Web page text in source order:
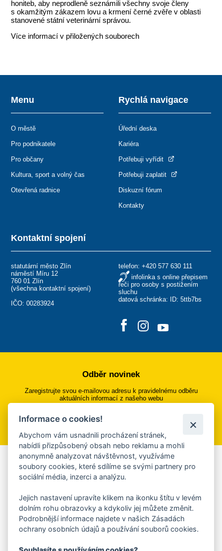
honiteb, aby neprodleně seznámili všechny svoje členy
s okamžitým zákazem lovu a krmení černé zvěře v oblasti
stanovené státní veterinární správou.
Více informací v přiložených souborech
Kontaktní spojení
statutární město Zlín
náměstí Míru 12
760 01 Zlín
(všechna kontaktní spojení)
IČO: 00283924
telefon: +420 577 630 111
infolinka s online přepisem
řeči pro osoby s postižením
sluchu
datová schránka: ID: 5ttb7bs
Menu
O městě
Pro podnikatele
Pro občany
Kultura, sport a volný čas
Otevřená radnice
Rychlá navigace
Úřední deska
Kariéra
Potřebuji vyřídit
Potřebuji zaplatit
Diskuzní fórum
Kontakty
Odběr novinek
Zaregistrujte svou e-mailovou adresu k pravidelnému odběru
aktuálních informací z našeho webu
Přihlásit se k odběru
Aplikace Mobilní rozhlas
Chcete dostávat do svého mobilu či mailu upozornění na
ankety, pozvánky na kulturní a sportovní akce?
Více informací o aplikaci
Informace o cookies!
Abychom vám usnadnili procházení stránek,
nabídli přizpůsobený obsah nebo reklamu a mohli
anonymně analyzovat návštěvnost, využíváme
soubory cookies, které sdílíme se svými partnery pro
sociální média, inzerci a analýzu.
Jejich nastavení upravíte klikem na ikonku štítu v levém
dolním rohu obrazovky a kdykoliv jej můžete změnit.
Podrobnější informace najdete v našich Zásadách
ochrany osobních údajů a používání souborů cookies.